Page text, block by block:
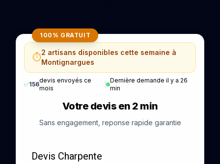
100% GRATUIT
⏱️2 artisans disponibles cette semaine à
Montignargues
✅156
devis envoyés ce
mois
Dernière demande il y a 26
min
Votre devis en 2 min
Sans engagement, reponse rapide garantie
Devis Charpente